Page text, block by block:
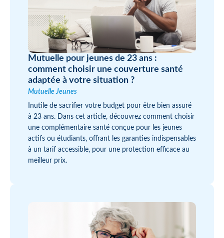
Mutuelle pour jeunes de 23 ans :
comment choisir une couverture santé
adaptée à votre situation ?
Mutuelle Jeunes
Inutile de sacrifier votre budget pour être bien assuré
à 23 ans. Dans cet article, découvrez comment choisir
une complémentaire santé conçue pour les jeunes
actifs ou étudiants, offrant les garanties indispensables
à un tarif accessible, pour une protection efficace au
meilleur prix.